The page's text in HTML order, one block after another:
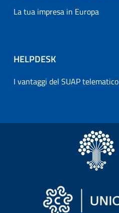
La tua impresa in Europa
HELPDESK
I vantaggi del SUAP telematico